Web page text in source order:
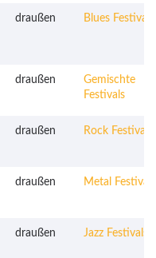
draußen Blues Festivals
draußen
Gemischte
Festivals
draußen Rock Festivals
draußen Metal Festivals
draußen Jazz Festivals